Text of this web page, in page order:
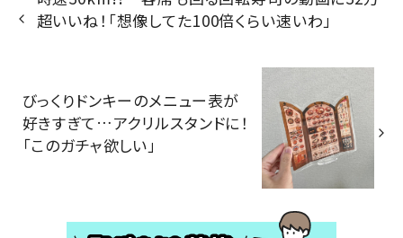
超いいね！「想像してた100倍くらい速いわ」
びっくりドンキーのメニュー表が
好きすぎて…アクリルスタンドに！
「このガチャ欲しい」